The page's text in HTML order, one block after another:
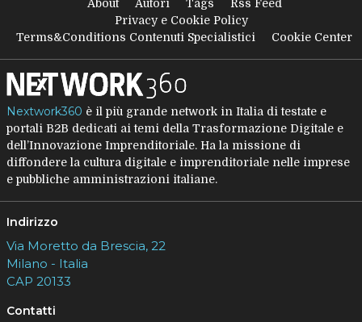
About Autori Tags
Rss Feed
Privacy e Cookie Policy
Terms&Conditions Contenuti Specialistici
Cookie Center
Nextwork360 è il più grande network in Italia di testate e
portali B2B dedicati ai temi della Trasformazione Digitale e
dell’Innovazione Imprenditoriale. Ha la missione di
diffondere la cultura digitale e imprenditoriale nelle imprese
e pubbliche amministrazioni italiane.
Indirizzo
Via Moretto da Brescia, 22
Milano - Italia
CAP 20133
Contatti